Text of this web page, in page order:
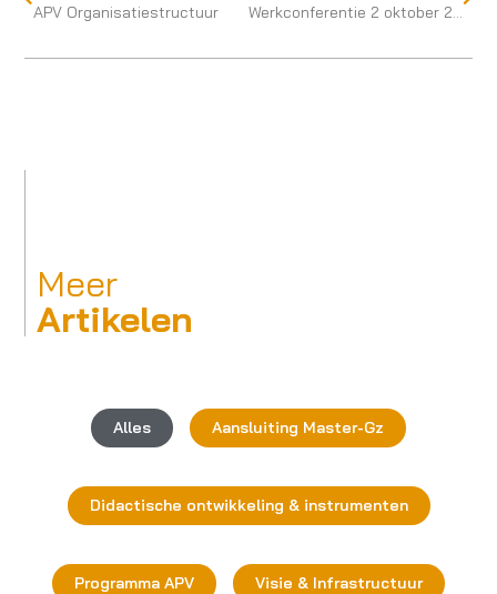
APV Organisatiestructuur Werkconferentie 2 oktober 2020 Online ‘Een leven lang bekwaam’
Meer
Artikelen
Alles Aansluiting Master-Gz
Didactische ontwikkeling & instrumenten
Programma APV Visie & Infrastructuur